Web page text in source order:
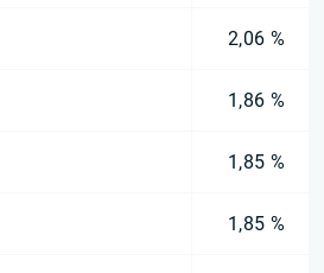
2,06 %
1,86 %
1,85 %
1,85 %